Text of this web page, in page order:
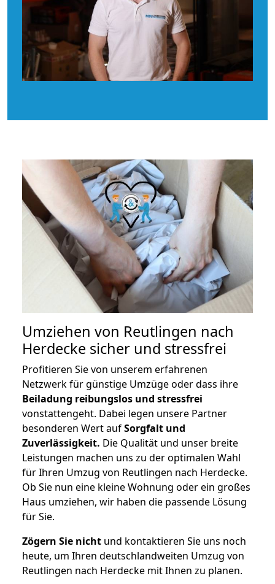
Umziehen von Reutlingen nach
Herdecke sicher und stressfrei
Profitieren Sie von unserem erfahrenen
Netzwerk für günstige Umzüge oder dass ihre
Beiladung reibungslos und stressfrei
vonstattengeht. Dabei legen unsere Partner
besonderen Wert aufSorgfalt und
Zuverlässigkeit. Die Qualität und unser breite
Leistungen machen uns zu der optimalen Wahl
für Ihren Umzug von Reutlingen nach Herdecke.
Ob Sie nun eine kleine Wohnung oder ein großes
Haus umziehen, wir haben die passende Lösung
für Sie.
Zögern Sie nicht und kontaktieren Sie uns noch
heute, um Ihren deutschlandweiten Umzug von
Reutlingen nach Herdecke mit Ihnen zu planen.